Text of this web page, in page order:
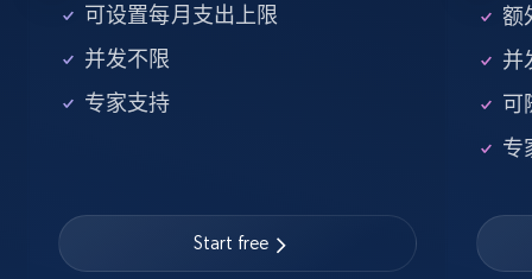
Company id, Job location, Job summary, Job
15.3K+
Linkedin job listings information - Discover
new jobs by keyword
可设置每月支出上限
并发不限
专家支持
Start free
额
并
可
专